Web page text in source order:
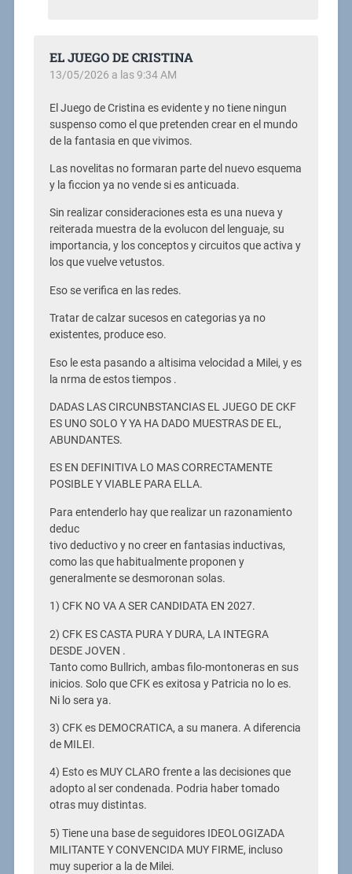
EL JUEGO DE CRISTINA
13/05/2026 a las 9:34 AM
El Juego de Cristina es evidente y no tiene ningun
suspenso como el que pretenden crear en el mundo
de la fantasia en que vivimos.
Las novelitas no formaran parte del nuevo esquema
y la ficcion ya no vende si es anticuada.
Sin realizar consideraciones esta es una nueva y
reiterada muestra de la evolucon del lenguaje, su
importancia, y los conceptos y circuitos que activa y
los que vuelve vetustos.
Eso se verifica en las redes.
Tratar de calzar sucesos en categorias ya no
existentes, produce eso.
Eso le esta pasando a altisima velocidad a Milei, y es
la nrma de estos tiempos .
DADAS LAS CIRCUNBSTANCIAS EL JUEGO DE CKF
ES UNO SOLO Y YA HA DADO MUESTRAS DE EL,
ABUNDANTES.
ES EN DEFINITIVA LO MAS CORRECTAMENTE
POSIBLE Y VIABLE PARA ELLA.
Para entenderlo hay que realizar un razonamiento
deduc
tivo deductivo y no creer en fantasias inductivas,
como las que habitualmente proponen y
generalmente se desmoronan solas.
1) CFK NO VA A SER CANDIDATA EN 2027.
2) CFK ES CASTA PURA Y DURA, LA INTEGRA
DESDE JOVEN .
Tanto como Bullrich, ambas filo-montoneras en sus
inicios. Solo que CFK es exitosa y Patricia no lo es.
Ni lo sera ya.
3) CFK es DEMOCRATICA, a su manera. A diferencia
de MILEI.
4) Esto es MUY CLARO frente a las decisiones que
adopto al ser condenada. Podria haber tomado
otras muy distintas.
5) Tiene una base de seguidores IDEOLOGIZADA
MILITANTE Y CONVENCIDA MUY FIRME, incluso
muy superior a la de Milei.